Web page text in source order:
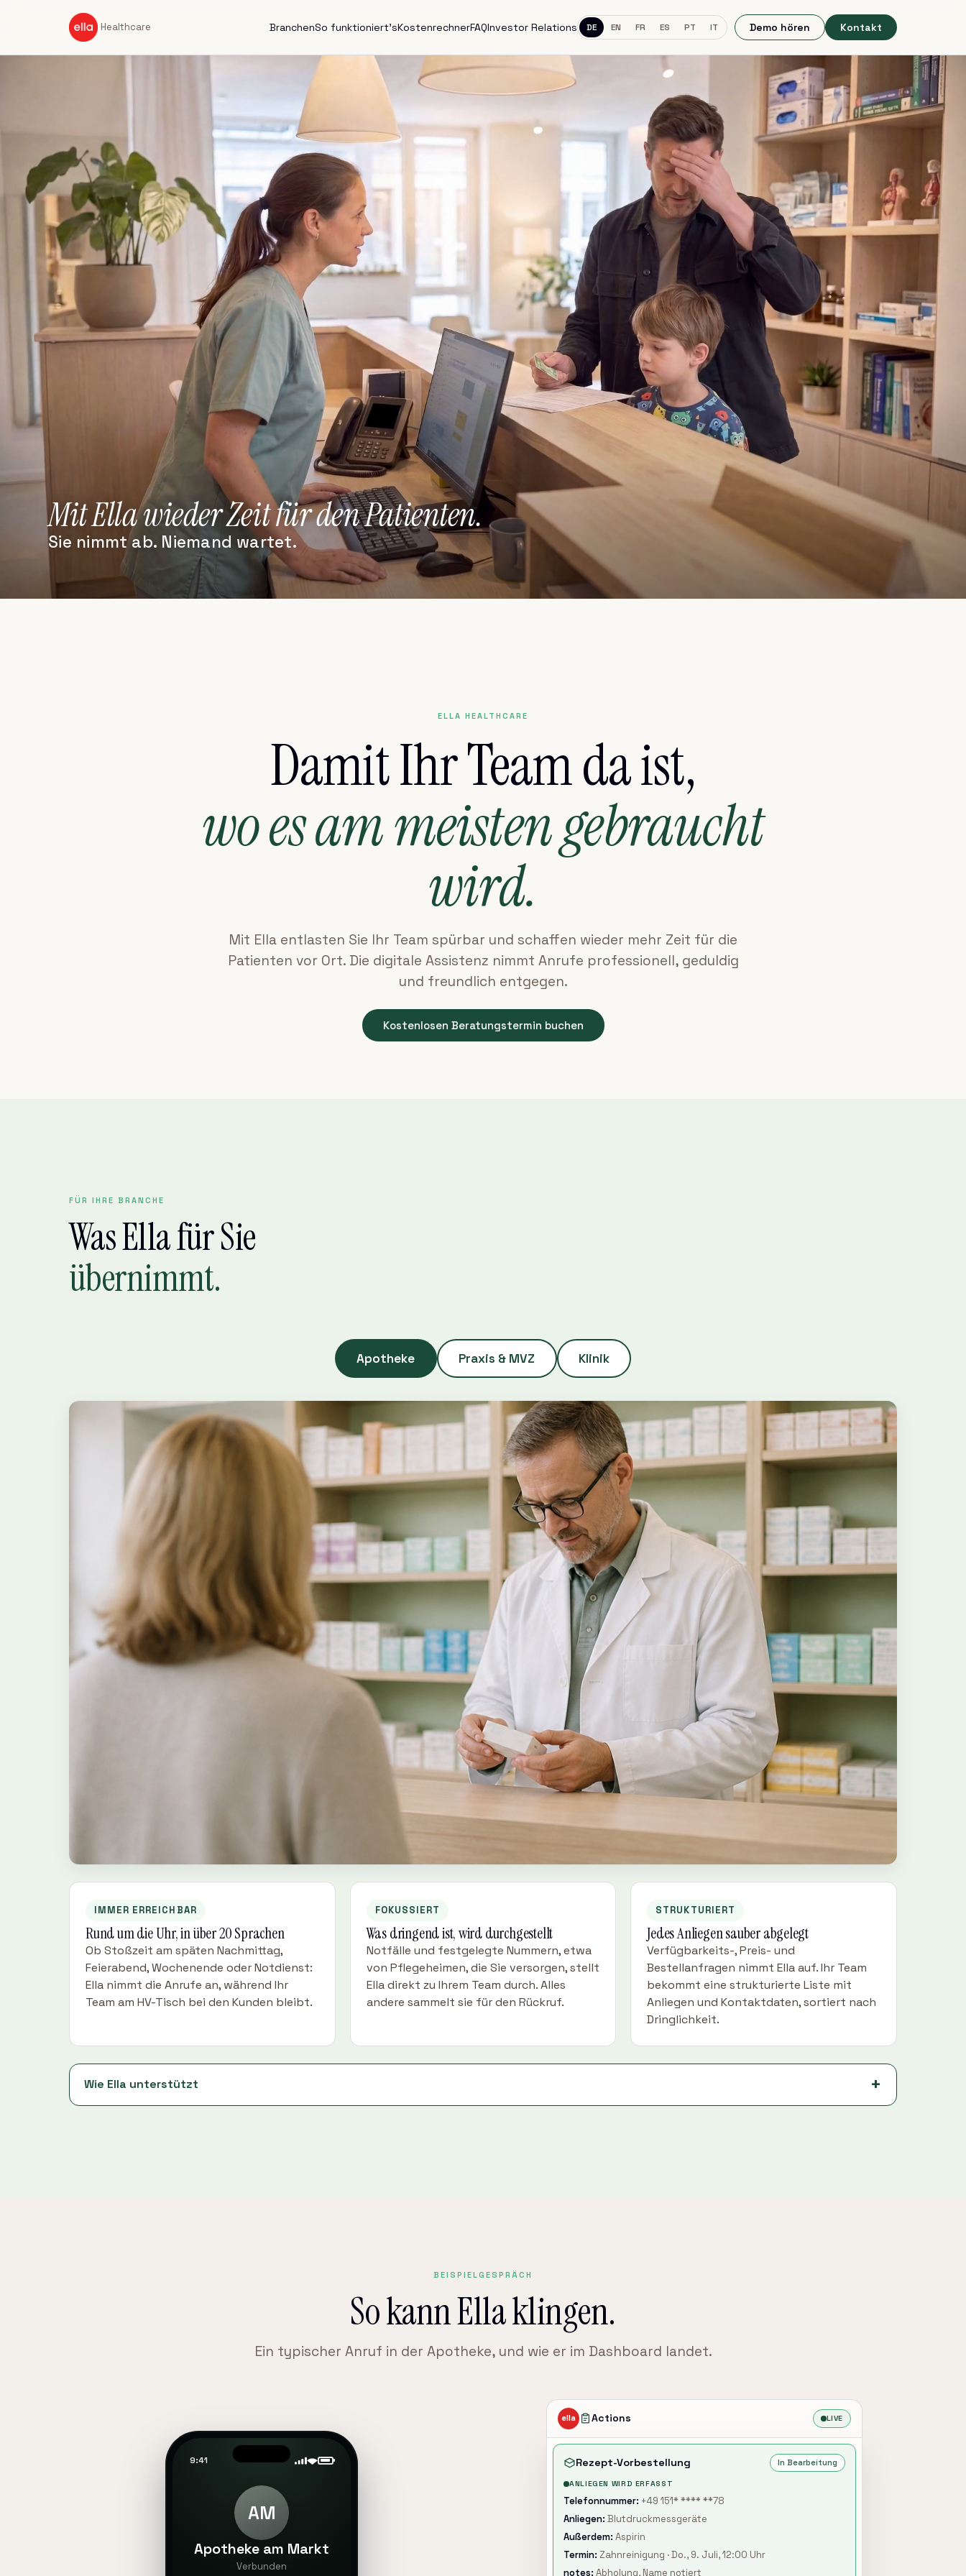
Healthcare BranchenSo funktioniert'sKostenrechnerFAQInvestor Relations DE EN FR ES PT IT Demo hören Kontakt
Mit Ella wieder Zeit für den Patienten.
Sie nimmt ab. Niemand wartet.
ELLA HEALTHCARE
Damit Ihr Team da ist,
wo es am meisten gebraucht
wird.
Mit Ella entlasten Sie Ihr Team spürbar und schaffen wieder mehr Zeit für die
Patienten vor Ort. Die digitale Assistenz nimmt Anrufe professionell, geduldig
und freundlich entgegen.
Kostenlosen Beratungstermin buchen
FÜR IHRE BRANCHE
Was Ella für Sie
übernimmt.
Apotheke Praxis & MVZ Klinik
IMMER ERREICHBAR
Rund um die Uhr, in über 20 Sprachen
Ob Stoßzeit am späten Nachmittag,
Feierabend, Wochenende oder Notdienst:
Ella nimmt die Anrufe an, während Ihr
Team am HV-Tisch bei den Kunden bleibt.
FOKUSSIERT
Was dringend ist, wird durchgestellt
Notfälle und festgelegte Nummern, etwa
von Pflegeheimen, die Sie versorgen, stellt
Ella direkt zu Ihrem Team durch. Alles
andere sammelt sie für den Rückruf.
STRUKTURIERT
Jedes Anliegen sauber abgelegt
Verfügbarkeits-, Preis- und
Bestellanfragen nimmt Ella auf. Ihr Team
bekommt eine strukturierte Liste mit
Anliegen und Kontaktdaten, sortiert nach
Dringlichkeit.
Wie Ella unterstützt
BEISPIELGESPRÄCH
So kann Ella klingen.
Ein typischer Anruf in der Apotheke, und wie er im Dashboard landet.
9:41
AM
Apotheke am Markt
Verbunden
ella Actions LIVE
Rezept-Vorbestellung In Bearbeitung
ANLIEGEN WIRD ERFASST
Telefonnummer: +49 151* **** **78
Anliegen: Blutdruckmessgeräte
Außerdem: Aspirin
Termin: Zahnreinigung · Do., 9. Juli, 12:00 Uhr
notes: Abholung, Name notiert